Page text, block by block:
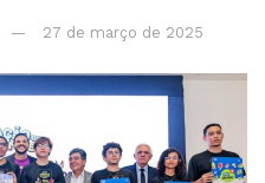
27 de março de 2025